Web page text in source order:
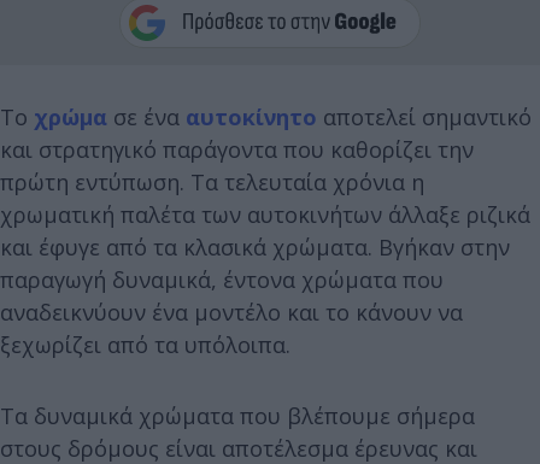
Το χρώμα σε ένα αυτοκίνητο αποτελεί σημαντικό
και στρατηγικό παράγοντα που καθορίζει την
πρώτη εντύπωση. Τα τελευταία χρόνια η
χρωματική παλέτα των αυτοκινήτων άλλαξε ριζικά
και έφυγε από τα κλασικά χρώματα. Βγήκαν στην
παραγωγή δυναμικά, έντονα χρώματα που
αναδεικνύουν ένα μοντέλο και το κάνουν να
ξεχωρίζει από τα υπόλοιπα.
Τα δυναμικά χρώματα που βλέπουμε σήμερα
στους δρόμους είναι αποτέλεσμα έρευνας και